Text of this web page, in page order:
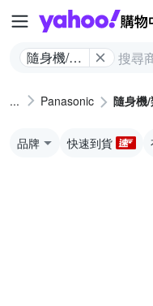
隨身機/類
Panasonic 隨身機
品牌 快速到貨